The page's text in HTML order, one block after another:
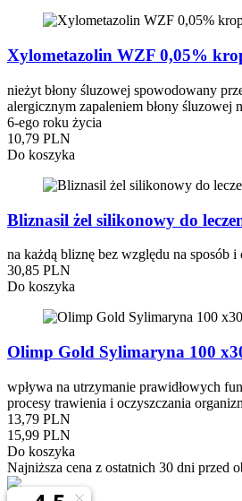
Xylometazolin WZF 0,05%
nieżyt błony śluzowej spowodowany
alergicznym zapaleniem błony śluzowej
6-ego roku życia
10,79 PLN
Do koszyka
Bliznasil żel silikonowy do
na każdą bliznę bez względu na sposób i
30,85 PLN
Do koszyka
Olimp Gold Sylimaryna 100
wpływa na utrzymanie prawidłowych
procesy trawienia i oczyszczania
13,79 PLN
15,99 PLN
Do koszyka
Najniższa cena z ostatnich 30 dni przed